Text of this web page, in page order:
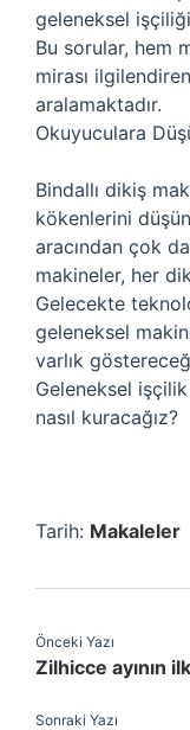
geleneksel
Bu sorular, hem
mirası
aralamaktadır.
Okuyuculara
Bindallı dikiş
kökenlerini
aracından çok
makineler, her
Gelecekte
geleneksel
varlık
Geleneksel
nasıl kuracağız?
Tarih: Makaleler
Önceki Yazı
Zilhicce ayının
Sonraki Yazı